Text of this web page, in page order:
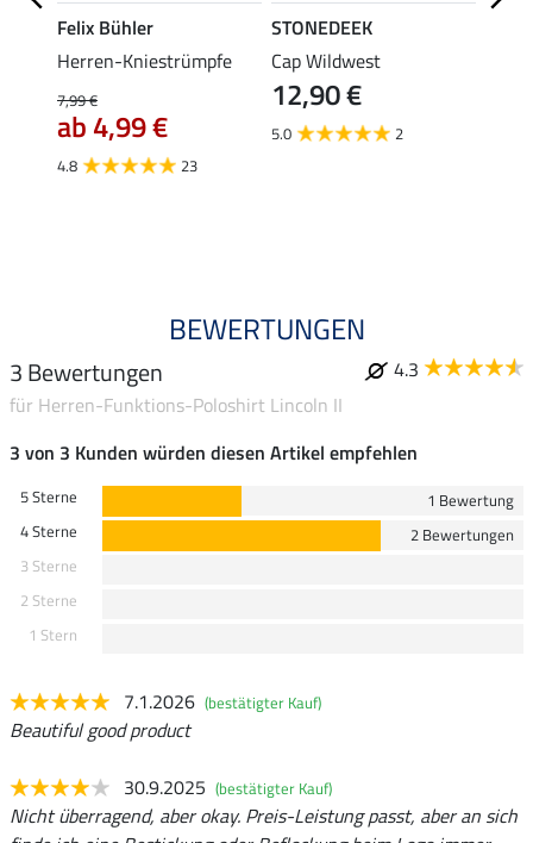
Felix Bühler
Herren-Kniestrümpfe
7,99 €
ab 4,99 €
4.8 23
STONEDEEK
Cap Wildwest
12,90 €
5.0 2
BEWERTUNGEN
3 Bewertungen
4.3
für Herren-Funktions-Poloshirt Lincoln II
3 von 3 Kunden würden diesen Artikel empfehlen
5 Sterne
1 Bewertung
4 Sterne
2 Bewertungen
3 Sterne
2 Sterne
1 Stern
7.1.2026 (bestätigter Kauf)
Beautiful good product
30.9.2025 (bestätigter Kauf)
Nicht überragend, aber okay. Preis-Leistung passt, aber an sich